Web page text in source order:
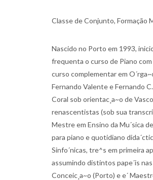
Classe de Conjunto, Formação
Nascido no Porto em 1993,
frequenta o curso de Piano
curso complementar em
Fernando Valente e Fernando
Coral sob orientac¸a~o de
renascentistas (sob sua
Mestre em Ensino da Mu´sica
para piano e quotidiano
Sinfo´nicas, tre^s em primeira
assumindo distintos pape´is
Conceic¸a~o (Porto) e e´